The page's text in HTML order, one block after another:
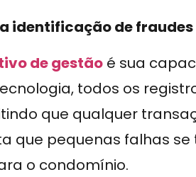
identificação de fraudes
de gestão é sua
todos os
que qualquer
que pequenas falhas
o condomínio.